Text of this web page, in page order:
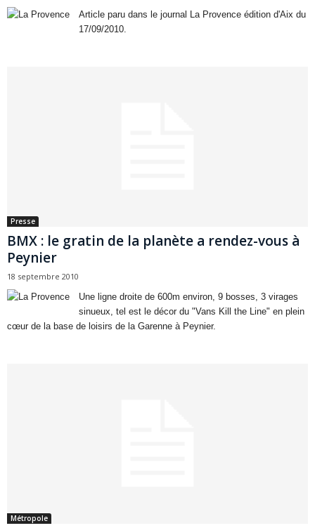
Article paru dans le journal La Provence édition d'Aix du
17/09/2010.
Presse
BMX : le gratin de la planète a rendez-vous à
Peynier
18 septembre 2010
Une ligne droite de 600m environ, 9 bosses, 3 virages
sinueux, tel est le décor du "Vans Kill the Line" en plein
cœur de la base de loisirs de la Garenne à Peynier.
Métropole